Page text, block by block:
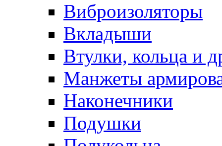
Виброизоляторы
Вкладыши
Втулки, кольца и
Манжеты
Наконечники
Подушки